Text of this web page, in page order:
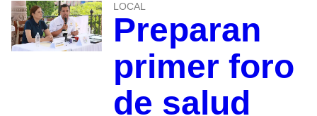
LOCAL
Preparan
primer foro
de salud